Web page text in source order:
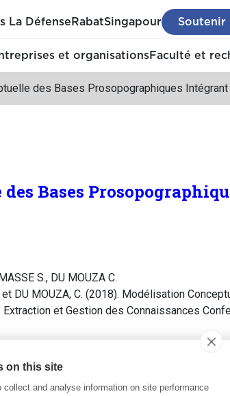
La Défense RabatSingapour Soutenir
et organisationsFaculté et
des Bases Prosopographiques Intégrant
Bases
S., DU MOUZA C.
et DU MOUZA, C. (2018). Modélisation
et Gestion des Connaissances
on this site
collect and analyse information on site performance